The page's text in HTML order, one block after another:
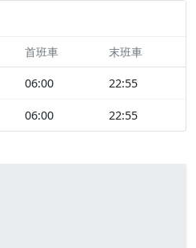
首班車 末班車
06:00 22:55
06:00 22:55